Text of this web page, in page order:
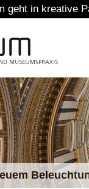
Pause